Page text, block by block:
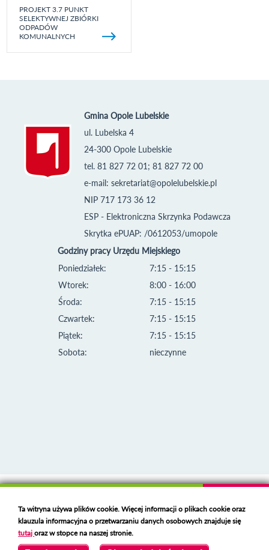
PROJEKT 3.7 PUNKT
SELEKTYWNEJ ZBIÓRKI
ODPADÓW
KOMUNALNYCH
Gmina Opole Lubelskie
ul. Lubelska 4
24-300 Opole Lubelskie
tel. 81 827 72 01; 81 827 72 00
e-mail: sekretariat@opolelubelskie.pl
NIP 717 173 36 12
ESP - Elektroniczna Skrzynka Podawcza
Skrytka ePUAP: /0612053/umopole
Godziny pracy Urzędu Miejskiego
Poniedziałek:
Wtorek:
Środa:
Czwartek:
Piątek:
Sobota:
7:15 - 15:15
8:00 - 16:00
7:15 - 15:15
7:15 - 15:15
7:15 - 15:15
nieczynne
Deklaracja dostępności
Polski serwer RBL
https://polspam.pl/
Copyright 2023 Urząd Miejski w Opolu Lubelskim
Ta witryna używa plików cookie. Więcej informacji o plikach cookie oraz
klauzula informacyjna o przetwarzaniu danych osobowych znajduje się
tutajoraz w stopce na naszej stronie.